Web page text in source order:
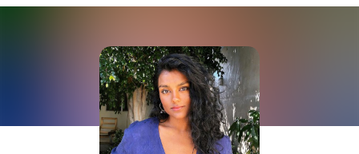
Filme & Serien
Lifestyle
Familie & Liebe